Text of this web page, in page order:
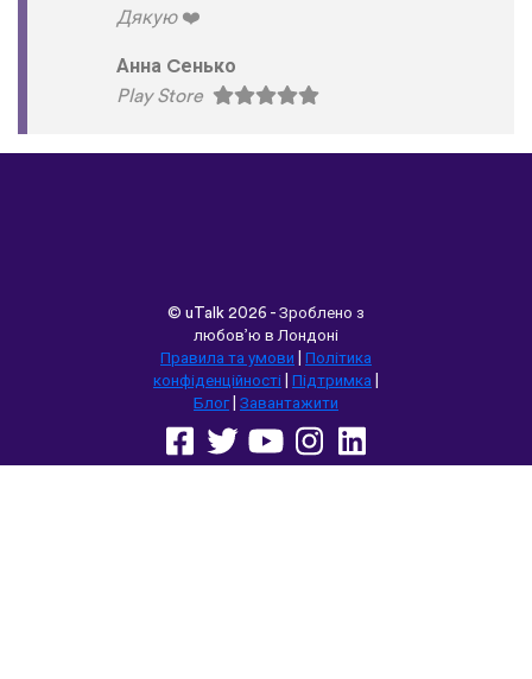
Дякую ❤
Анна Cенько
Play Store
© uTalk 2026 - Зроблено з
любов’ю в Лондоні
Правила та умови
Політика
конфіденційності
Підтримка
Блог| Завантажити